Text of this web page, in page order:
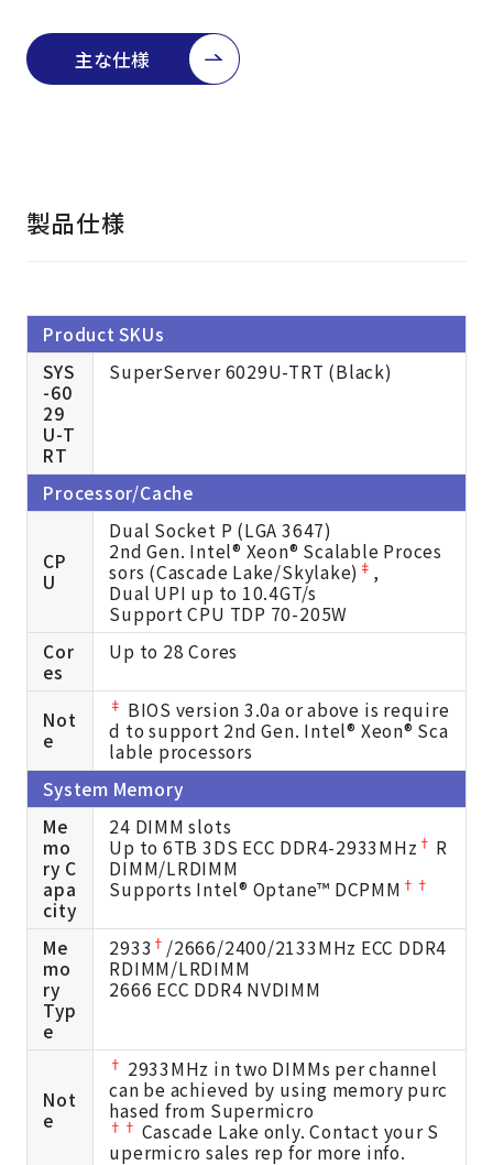
主な仕様
製品仕様
Product SKUs
SYS
-60
29
U-T
RT
SuperServer 6029U-TRT (Black)
Processor/Cache
CP
U
Dual Socket P (LGA 3647)
2nd Gen. Intel® Xeon® Scalable Proces
sors (Cascade Lake/Skylake) ‡ ,
Dual UPI up to 10.4GT/s
Support CPU TDP 70-205W
Cor
es
Up to 28 Cores
Not
e
‡ BIOS version 3.0a or above is require
d to support 2nd Gen. Intel® Xeon® Sca
lable processors
System Memory
Me
mo
ry C
apa
city
24 DIMM slots
Up to 6TB 3DS ECC DDR4-2933MHz † R
DIMM/LRDIMM
Supports Intel® Optane™ DCPMM ††
Me
mo
ry
Typ
e
2933 † /2666/2400/2133MHz ECC DDR4
RDIMM/LRDIMM
2666 ECC DDR4 NVDIMM
Not
e
† 2933MHz in two DIMMs per channel
can be achieved by using memory purc
hased from Supermicro
†† Cascade Lake only. Contact your S
upermicro sales rep for more info.